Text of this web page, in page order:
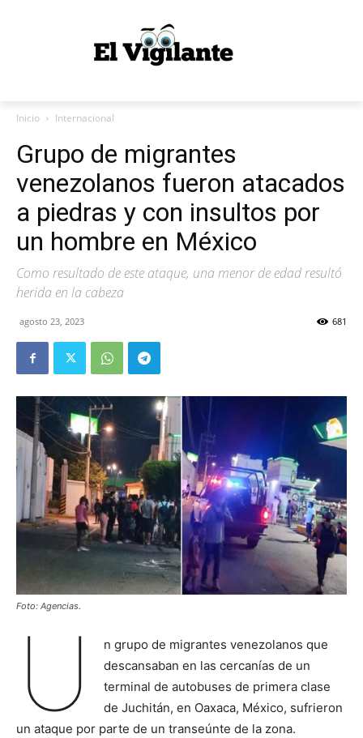
Inicio Internacional
Grupo de migrantes
venezolanos fueron atacados
a piedras y con insultos por
un hombre en México
Como resultado de este ataque, una menor de edad resultó
herida en la cabeza
agosto 23, 2023 681
Foto: Agencias.
U
n grupo de migrantes venezolanos que
descansaban en las cercanías de un
terminal de autobuses de primera clase
de Juchitán, en Oaxaca, México, sufrieron
un ataque por parte de un transeúnte de la zona.